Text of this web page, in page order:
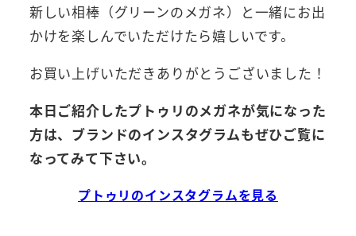
新しい相棒（グリーンのメガネ）と一緒にお出
かけを楽しんでいただけたら嬉しいです。
お買い上げいただきありがとうございました！
本日ご紹介したプトゥリのメガネが気になった
方は、ブランドのインスタグラムもぜひご覧に
なってみて下さい。
プトゥリのインスタグラムを見る